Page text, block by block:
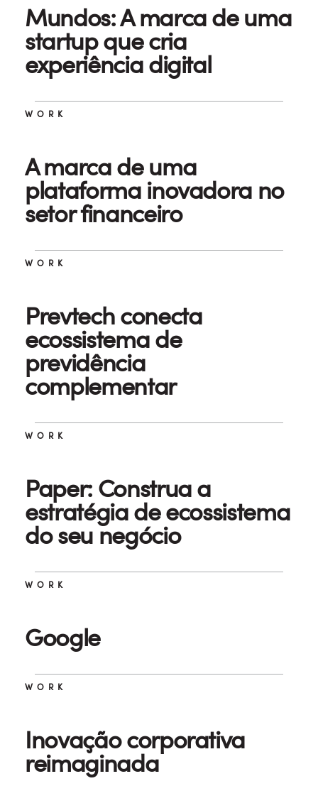
Mundos: A marca de uma
startup que cria
experiência digital
WORK
A marca de uma
plataforma inovadora no
setor financeiro
WORK
Prevtech conecta
ecossistema de
previdência
complementar
WORK
Paper: Construa a
estratégia de ecossistema
do seu negócio
WORK
Google
WORK
Inovação corporativa
reimaginada